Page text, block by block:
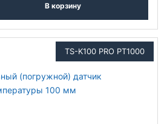
В корзину
TS-K100 PRO PT1000